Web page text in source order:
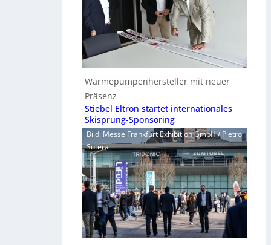
Wärmepumpenhersteller mit neuer
Präsenz
Stiebel Eltron startet internationales
Skisprung-Sponsoring
Bild: Messe Frankfurt Exhibition GmbH / Pietro
Sutera